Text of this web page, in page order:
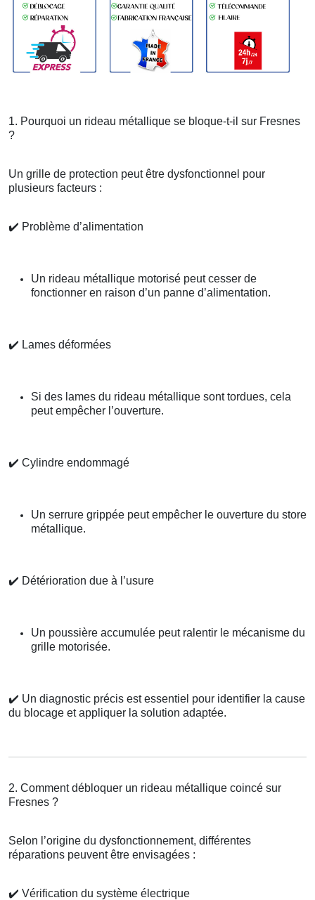
1. Pourquoi un rideau métallique se bloque-t-il sur Fresnes
?
Un grille de protection peut être dysfonctionnel pour
plusieurs facteurs :
✔️ Problème d’alimentation
Un rideau métallique motorisé peut cesser de
fonctionner en raison d’un panne d’alimentation.
✔️ Lames déformées
Si des lames du rideau métallique sont tordues, cela
peut empêcher l’ouverture.
✔️ Cylindre endommagé
Un serrure grippée peut empêcher le ouverture du store
métallique.
✔️ Détérioration due à l’usure
Un poussière accumulée peut ralentir le mécanisme du
grille motorisée.
✔️ Un diagnostic précis est essentiel pour identifier la cause
du blocage et appliquer la solution adaptée.
2. Comment débloquer un rideau métallique coincé sur
Fresnes ?
Selon l’origine du dysfonctionnement, différentes
réparations peuvent être envisagées :
✔️ Vérification du système électrique